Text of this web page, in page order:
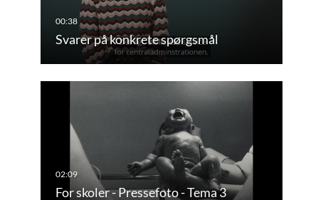
Svarer på konkrete spørgsmål
For skoler - Pressefoto - Tema 3